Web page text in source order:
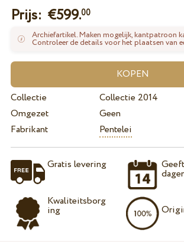
Prijs: €599.00
Archiefartikel. Maken mogelijk, kantpatroon
Controleer de details voor het plaatsen van
Collectie
Collectie 2014
Omgezet
Geen
Fabrikant
Pentelei
Gratis levering
Kwaliteitsborg
ing